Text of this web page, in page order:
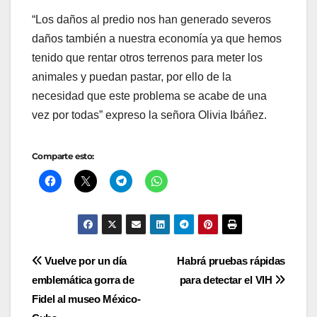
“Los daños al predio nos han generado severos
daños también a nuestra economía ya que hemos
tenido que rentar otros terrenos para meter los
animales y puedan pastar, por ello de la
necesidad que este problema se acabe de una
vez por todas” expreso la señora Olivia Ibáñez.
Comparte esto:
Navegación
de
Habrá pruebas rápidas
para detectar el VIH
Vuelve por un día
emblemática gorra de
Fidel al museo México-